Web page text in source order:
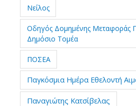
Νείλος
Οδηγός Δομημένης Μεταφοράς
Δημόσιο Τομέα
ΠΟΣΕΑ
Παγκόσμια Ημέρα Εθελοντή
Παναγιώτης Κατσίβελας